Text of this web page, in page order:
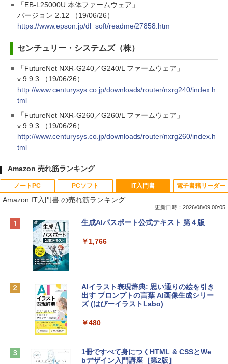
「EB-L25000U 本体ファームウェア」
バージョン 2.12 （19/06/26）
https://www.epson.jp/dl_soft/readme/27858.htm
センチュリー・システムズ（株）
「FutureNet NXR-G240／G240/L ファームウェア」
v 9.9.3 （19/06/26）
http://www.centurysys.co.jp/downloads/router/nxrg240/index.h
tml
「FutureNet NXR-G260／G260/L ファームウェア」
v 9.9.3 （19/06/26）
http://www.centurysys.co.jp/downloads/router/nxrg260/index.h
tml
Amazon 売れ筋ランキング
ノートPC
Apple 2026 MacBook Neo A18 Proチッ
e Intelligenceのために設計、Liquid Ret
￥137,800
tomtoc 360°保護 15.6 16インチ パソコ
￥2,952
PCソフト
Robloxギフトカード - 800 Robux 【限
インゲームコード】 ロブロックス | オン
Robloxギフトカード - 1000 Robux 【限
定バーチャルアイテムを含む】 【オンラ
ラインコード版
IT入門書
Amazon IT入門書 の売れ筋ランキング
更新日時：2026/08/09 00:05
生成AIパスポート公式テキスト 第４版
￥1,766
AIイラスト表現辞典: 思い通りの絵を引き
出す プロンプトの言葉 AI画像生成シリー
ズ (はぴーイラストLabo)
￥480
1冊ですべて身につくHTML & CSSとWe
bデザイン入門講座［第2版］
電子書籍リーダー